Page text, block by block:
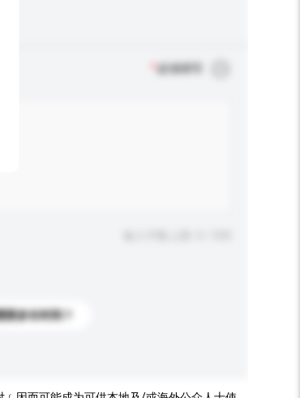
必须填写
多长时间？